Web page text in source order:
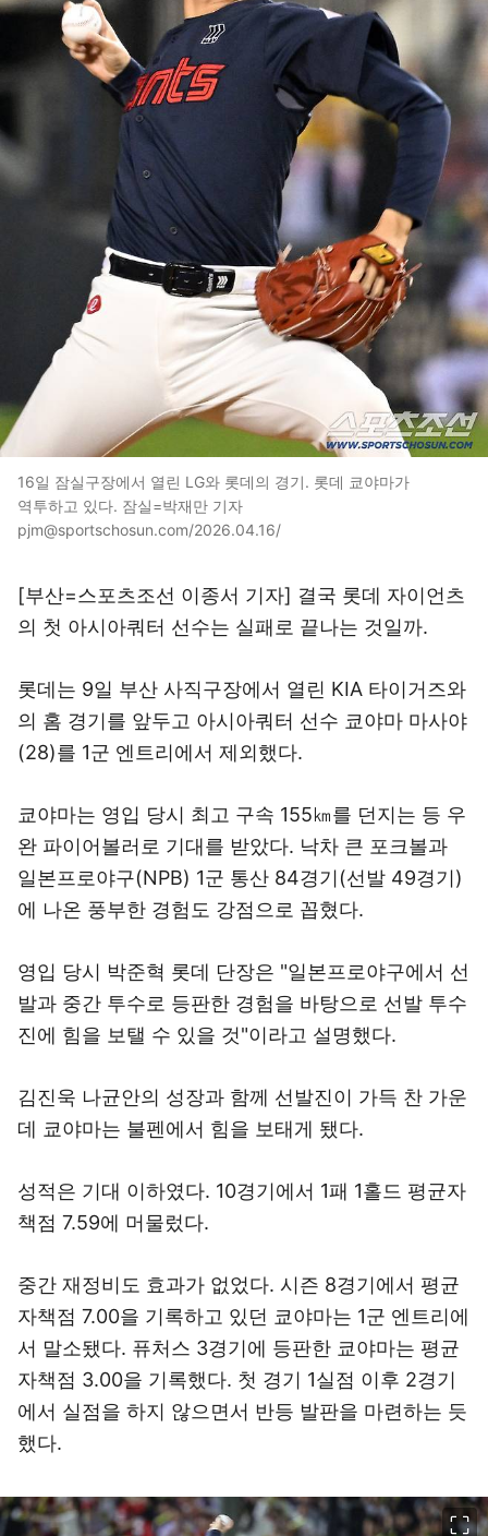
16일 잠실구장에서 열린 LG와 롯데의 경기. 롯데 쿄야마가
역투하고 있다. 잠실=박재만 기자
pjm@sportschosun.com/2026.04.16/
[부산=스포츠조선 이종서 기자] 결국 롯데 자이언츠
의 첫 아시아쿼터 선수는 실패로 끝나는 것일까.
롯데는 9일 부산 사직구장에서 열린 KIA 타이거즈와
의 홈 경기를 앞두고 아시아쿼터 선수 쿄야마 마사야
(28)를 1군 엔트리에서 제외했다.
쿄야마는 영입 당시 최고 구속 155㎞를 던지는 등 우
완 파이어볼러로 기대를 받았다. 낙차 큰 포크볼과
일본프로야구(NPB) 1군 통산 84경기(선발 49경기)
에 나온 풍부한 경험도 강점으로 꼽혔다.
영입 당시 박준혁 롯데 단장은 "일본프로야구에서 선
발과 중간 투수로 등판한 경험을 바탕으로 선발 투수
진에 힘을 보탤 수 있을 것"이라고 설명했다.
김진욱 나균안의 성장과 함께 선발진이 가득 찬 가운
데 쿄야마는 불펜에서 힘을 보태게 됐다.
성적은 기대 이하였다. 10경기에서 1패 1홀드 평균자
책점 7.59에 머물렀다.
중간 재정비도 효과가 없었다. 시즌 8경기에서 평균
자책점 7.00을 기록하고 있던 쿄야마는 1군 엔트리에
서 말소됐다. 퓨처스 3경기에 등판한 쿄야마는 평균
자책점 3.00을 기록했다. 첫 경기 1실점 이후 2경기
에서 실점을 하지 않으면서 반등 발판을 마련하는 듯
했다.